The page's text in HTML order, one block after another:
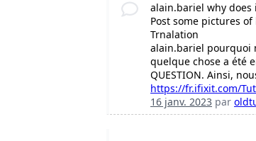
alain.bariel why
Post some pictures
Trnalation
alain.bariel pourquoi
quelque chose a été
QUESTION. Ainsi,
https://fr.ifixit.com/
16 janv. 2023 par